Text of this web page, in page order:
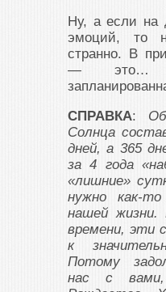
Ну, а если на
эмоций, то
странно. В
— это…
СПРАВКА:
Солнца
дней, а 365
за 4 года
«лишние»
нужно как-
нашей жизни.
времени, эти
к
Потому
нас с